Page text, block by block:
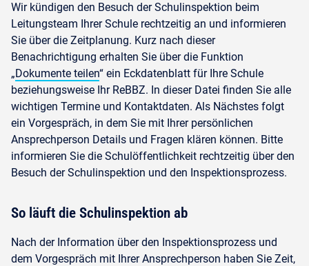
Wir kündigen den Besuch der Schulinspektion beim
Leitungsteam Ihrer Schule rechtzeitig an und informieren
Sie über die Zeitplanung. Kurz nach dieser
Benachrichtigung erhalten Sie über die Funktion
„Dokumente teilen“ ein Eckdatenblatt für Ihre Schule
beziehungsweise Ihr ReBBZ. In dieser Datei finden Sie alle
wichtigen Termine und Kontaktdaten. Als Nächstes folgt
ein Vorgespräch, in dem Sie mit Ihrer persönlichen
Ansprechperson Details und Fragen klären können. Bitte
informieren Sie die Schulöffentlichkeit rechtzeitig über den
Besuch der Schulinspektion und den Inspektionsprozess.
So läuft die Schulinspektion ab
Nach der Information über den Inspektionsprozess und
dem Vorgespräch mit Ihrer Ansprechperson haben Sie Zeit,